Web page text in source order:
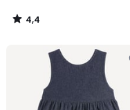
4,4
/